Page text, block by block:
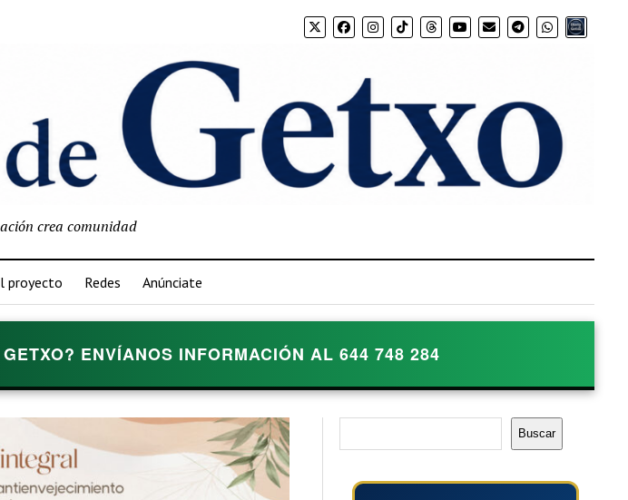
Bio.link
crea comunidad
proyecto Redes Anúnciate
ENVÍANOS INFORMACIÓN AL 644 748 284
Buscar